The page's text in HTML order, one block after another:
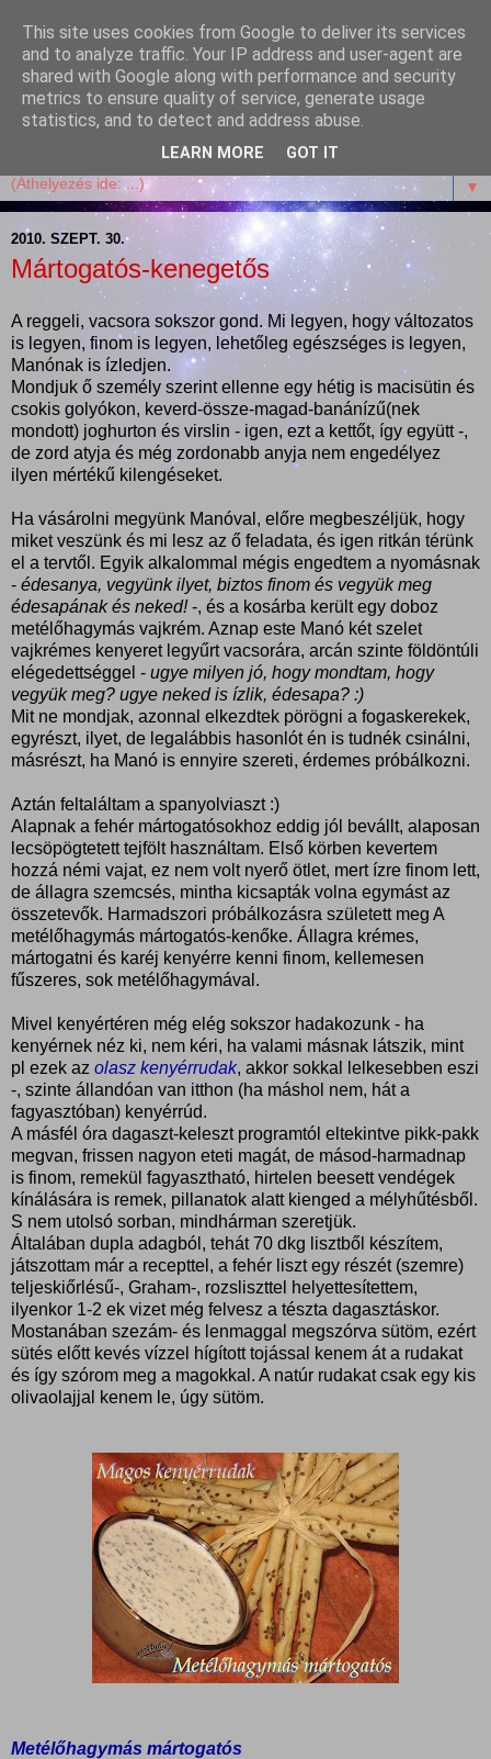
Garffyka
Szösszenetek a konyhámból, az életemből. Mosollyal,
receptekkel, vidámsággal, marcipánnal, csokival.
▼
2010. SZEPT. 30.
Mártogatós-kenegetős
A reggeli, vacsora sokszor gond. Mi legyen, hogy változatos
is legyen, finom is legyen, lehetőleg egészséges is legyen,
Manónak is ízledjen.
Mondjuk ő személy szerint ellenne egy hétig is macisütin és
csokis golyókon, keverd-össze-magad-banánízű(nek
mondott) joghurton és virslin - igen, ezt a kettőt, így együtt -,
de zord atyja és még zordonabb anyja nem engedélyez
ilyen mértékű kilengéseket.
Ha vásárolni megyünk Manóval, előre megbeszéljük, hogy
miket veszünk és mi lesz az ő feladata, és igen ritkán térünk
el a tervtől. Egyik alkalommal mégis engedtem a nyomásnak
- édesanya, vegyünk ilyet, biztos finom és vegyük meg
édesapának és neked!-, és a kosárba került egy doboz
metélőhagymás vajkrém. Aznap este Manó két szelet
vajkrémes kenyeret legyűrt vacsorára, arcán szinte földöntúli
elégedettséggel - ugye milyen jó, hogy mondtam, hogy
vegyük meg? ugye neked is ízlik, édesapa? :)
Mit ne mondjak, azonnal elkezdtek pörögni a fogaskerekek,
egyrészt, ilyet, de legalábbis hasonlót én is tudnék csinálni,
másrészt, ha Manó is ennyire szereti, érdemes próbálkozni.
Aztán feltaláltam a spanyolviaszt :)
Alapnak a fehér mártogatósokhoz eddig jól bevállt, alaposan
lecsöpögtetett tejfölt használtam. Első körben kevertem
hozzá némi vajat, ez nem volt nyerő ötlet, mert ízre finom lett,
de állagra szemcsés, mintha kicsapták volna egymást az
összetevők. Harmadszori próbálkozásra született meg A
metélőhagymás mártogatós-kenőke. Állagra krémes,
mártogatni és karéj kenyérre kenni finom, kellemesen
fűszeres, sok metélőhagymával.
Mivel kenyértéren még elég sokszor hadakozunk - ha
kenyérnek néz ki, nem kéri, ha valami másnak látszik, mint
pl ezek az olasz kenyérrudak, akkor sokkal lelkesebben eszi
-, szinte állandóan van itthon (ha máshol nem, hát a
fagyasztóban) kenyérrúd.
A másfél óra dagaszt-keleszt programtól eltekintve pikk-pakk
megvan, frissen nagyon eteti magát, de másod-harmadnap
is finom, remekül fagyasztható, hirtelen beesett vendégek
kínálására is remek, pillanatok alatt kienged a mélyhűtésből.
S nem utolsó sorban, mindhárman szeretjük.
Általában dupla adagból, tehát 70 dkg lisztből készítem,
játszottam már a recepttel, a fehér liszt egy részét (szemre)
teljeskiőrlésű-, Graham-, rozsliszttel helyettesítettem,
ilyenkor 1-2 ek vizet még felvesz a tészta dagasztáskor.
Mostanában szezám- és lenmaggal megszórva sütöm, ezért
sütés előtt kevés vízzel hígított tojással kenem át a rudakat
és így szórom meg a magokkal. A natúr rudakat csak egy kis
olivaolajjal kenem le, úgy sütöm.
Metélőhagymás mártogatós
This site uses cookies from Google to deliver its services
and to analyze traffic. Your IP address and user-agent are
shared with Google along with performance and security
metrics to ensure quality of service, generate usage
statistics, and to detect and address abuse.
LEARN MORE GOT IT